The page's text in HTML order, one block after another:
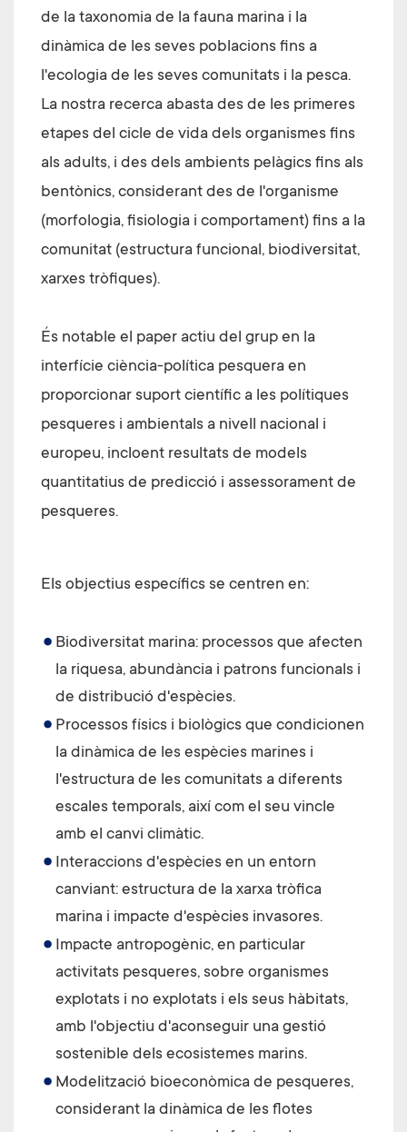
de la taxonomia de la fauna marina i la
dinàmica de les seves poblacions fins a
l'ecologia de les seves comunitats i la pesca.
La nostra recerca abasta des de les primeres
etapes del cicle de vida dels organismes fins
als adults, i des dels ambients pelàgics fins als
bentònics, considerant des de l'organisme
(morfologia, fisiologia i comportament) fins a la
comunitat (estructura funcional, biodiversitat,
xarxes tròfiques).
És notable el paper actiu del grup en la
interfície ciència-política pesquera en
proporcionar suport científic a les polítiques
pesqueres i ambientals a nivell nacional i
europeu, incloent resultats de models
quantitatius de predicció i assessorament de
pesqueres.
Els objectius específics se centren en:
Biodiversitat marina: processos que afecten
la riquesa, abundància i patrons funcionals i
de distribució d'espècies.
Processos físics i biològics que condicionen
la dinàmica de les espècies marines i
l'estructura de les comunitats a diferents
escales temporals, així com el seu vincle
amb el canvi climàtic.
Interaccions d'espècies en un entorn
canviant: estructura de la xarxa tròfica
marina i impacte d'espècies invasores.
Impacte antropogènic, en particular
activitats pesqueres, sobre organismes
explotats i no explotats i els seus hàbitats,
amb l'objectiu d'aconseguir una gestió
sostenible dels ecosistemes marins.
Modelització bioeconòmica de pesqueres,
considerant la dinàmica de les flotes